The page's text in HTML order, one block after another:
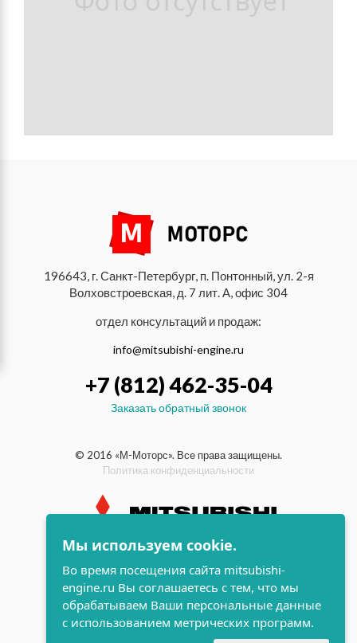
196643, г. Санкт-Петербург, п. Понтонный, ул. 2-я
Волховстроевская, д. 7 лит. А, офис 304
отдел консультаций и продаж:
info@mitsubishi-engine.ru
+7 (812) 462-35-04
Заказать обратный звонок
© 2016 «М-Моторс». Все права защищены.
Политика конфиденциальности
индустриальные и морские
дизельные двигатели Mitsubishi
разработка сайта
Мы используем cookie.
Во время посещения сайта mitsubishi-
engine.ru Вы соглашаетесь с тем, что мы
обрабатываем Ваши персональные данные
с использованием метрических программ.